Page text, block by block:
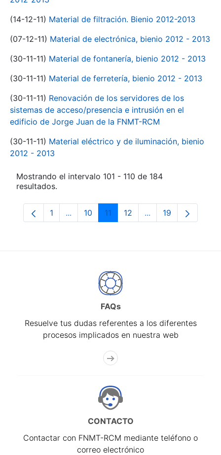
(14-12-11) Material de filtración. Bienio 2012-2013
(07-12-11) Material de electrónica, bienio 2012 - 2013
(30-11-11) Material de fontanería, bienio 2012 - 2013
(30-11-11) Material de ferretería, bienio 2012 - 2013
(30-11-11) Renovación de los servidores de los
sistemas de acceso/presencia e intrusión en el
edificio de Jorge Juan de la FNMT-RCM
(30-11-11) Material eléctrico y de iluminación, bienio
2012 - 2013
Mostrando el intervalo 101 - 110 de 184
resultados.
Página
1 ...Páginas intermedias Use TAB para
Página
10 Página
11 Página
12 ...PáginasPágina
19
FAQs
Resuelve tus dudas referentes a los diferentes
procesos implicados en nuestra web
CONTACTO
Contactar con FNMT-RCM mediante teléfono o
correo electrónico